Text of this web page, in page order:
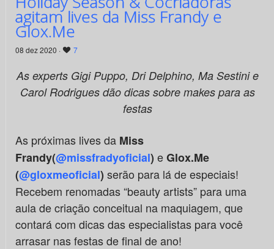
agitam lives da Miss Frandy e
Glox.Me
08 dez 2020 · 7
As experts Gigi Puppo, Dri Delphino, Ma Sestini e
Carol Rodrigues dão dicas sobre makes para as
festas
As próximas lives da Miss
Frandy(@missfradyoficial) eGlox.Me
(@gloxmeoficial) serão para lá de especiais!
Recebem renomadas “beauty artists” para uma
aula de criação conceitual na maquiagem, que
contará com dicas das especialistas para você
arrasar nas festas de final de ano!